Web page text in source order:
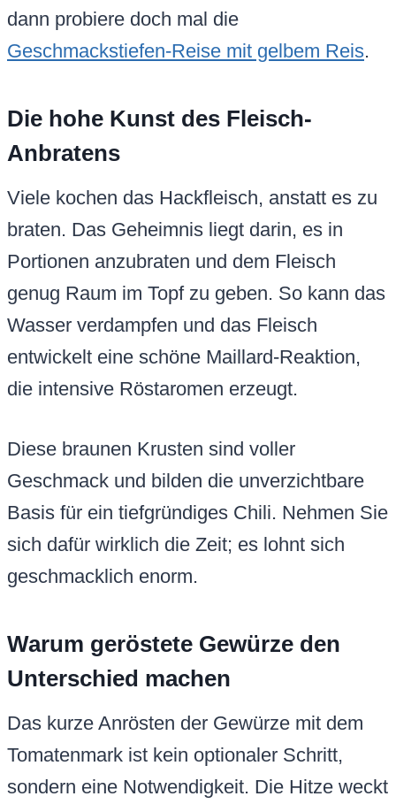
dann probiere doch mal die
Geschmackstiefen-Reise mit gelbem Reis.
Die hohe Kunst des Fleisch-
Anbratens
Viele kochen das Hackfleisch, anstatt es zu
braten. Das Geheimnis liegt darin, es in
Portionen anzubraten und dem Fleisch
genug Raum im Topf zu geben. So kann das
Wasser verdampfen und das Fleisch
entwickelt eine schöne Maillard-Reaktion,
die intensive Röstaromen erzeugt.
Diese braunen Krusten sind voller
Geschmack und bilden die unverzichtbare
Basis für ein tiefgründiges Chili. Nehmen Sie
sich dafür wirklich die Zeit; es lohnt sich
geschmacklich enorm.
Warum geröstete Gewürze den
Unterschied machen
Das kurze Anrösten der Gewürze mit dem
Tomatenmark ist kein optionaler Schritt,
sondern eine Notwendigkeit. Die Hitze weckt